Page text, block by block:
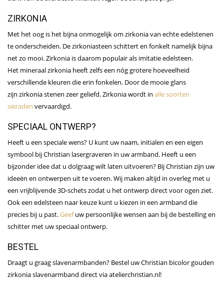
ZIRKONIA
Met het oog is het bijna onmogelijk om zirkonia van echte edelstenen
te onderscheiden. De zirkoniasteen schittert en fonkelt namelijk bijna
net zo mooi. Zirkonia is daarom populair als imitatie edelsteen.
Het mineraal zirkonia heeft zelfs een nóg grotere hoeveelheid
verschillende kleuren die erin fonkelen. Door de mooie glans
zijn zirkonia stenen zeer geliefd. Zirkonia wordt in alle soorten
sieraden vervaardigd.
SPECIAAL ONTWERP?
Heeft u een speciale wens? U kunt uw naam, initialen en een eigen
symbool bij Christian lasergraveren in uw armband. Heeft u een
bijzonder idee dat u dolgraag wilt laten uitvoeren? Bij Christian zijn uw
ideeën en ontwerpen uit te voeren. Wij maken altijd in overleg met u
een vrijblijvende 3D-schets zodat u het ontwerp direct voor ogen ziet.
Ook een edelsteen naar keuze kunt u kiezen in een armband die
precies bij u past.Geefuw persoonlijke wensen aan bij de bestelling en
schitter met uw speciaal ontwerp.
BESTEL
Draagt u graag slavenarmbanden? Bestel uw Christian bicolor gouden
zirkonia slavenarmband direct via atelierchristian.nl!